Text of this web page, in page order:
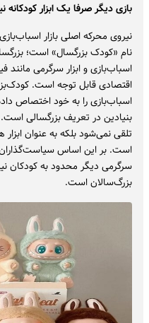
بازی دیگر صرفا یک ابزار
نیروی محرکه اصلی بازار
اسباب‌بازی و ابزار سرگرمی
اقتصادی قابل توجه است.
اسباب‌بازی را به خود اختصاص
بنیادین در تعریف بزرگسالی
تلقی نمی‌شود بلکه به عنوان
است. بر این اساس سیاست‌گذاران
سرگرمی دیگر محدود به کودکان
بزرگ‌سالان است.